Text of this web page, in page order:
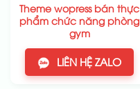
Theme wopress bán thực
phẩm chức năng phòng
gym
LIÊN HỆ ZALO